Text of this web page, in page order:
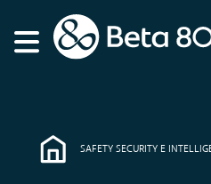
SAFETY SECURITY E